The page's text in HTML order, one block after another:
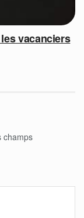
vacanciers
champs